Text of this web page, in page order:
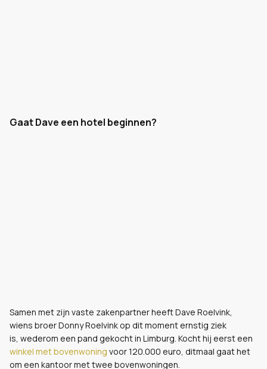
Gaat Dave een hotel beginnen?
Samen met zijn vaste zakenpartner heeft Dave Roelvink,
wiens broer Donny Roelvink op dit moment ernstig ziek
is, wederom een pand gekocht in Limburg. Kocht hij eerst een
winkel met bovenwoning voor 120.000 euro, ditmaal gaat het
om een kantoor met twee bovenwoningen.